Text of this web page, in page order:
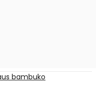
bambuko